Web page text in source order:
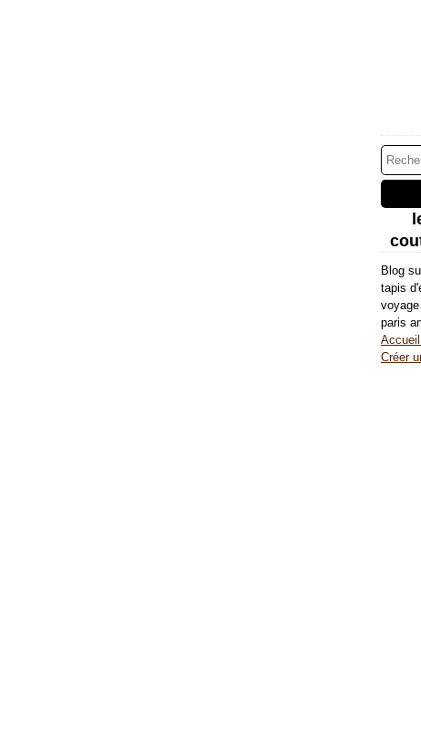
Blog
tapis
paris
Créer